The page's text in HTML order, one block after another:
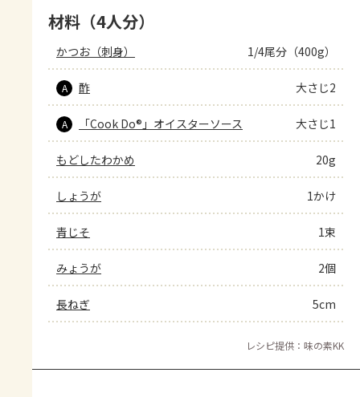
材料（4人分）
かつお（刺身） 1/4尾分（400g）
A 酢 大さじ2
A 「Cook Do®」オイスターソース 大さじ1
もどしたわかめ 20g
しょうが 1かけ
青じそ 1束
みょうが 2個
長ねぎ 5cm
レシピ提供：味の素KK